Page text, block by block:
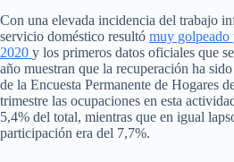
Con una elevada incidencia del trabajo
servicio doméstico resultó muy golpeado
2020 y los primeros datos oficiales que
año muestran que la recuperación ha
de la Encuesta Permanente de Hogares
trimestre las ocupaciones en esta
5,4% del total, mientras que en igual
participación era del 7,7%.